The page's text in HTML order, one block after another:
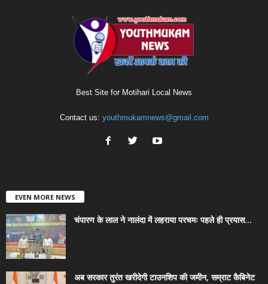
Best Site for Motihari Local News
Contact us: youthmukamnews@gmail.com
EVEN MORE NEWS
चंपारण के लाल ने नालंदा में लहराया परचमः पहले ही प्रयास...
अब सरकार तुरंत खरीदेगी टाउनशिप की जमीन, सम्राट कैबिनेट